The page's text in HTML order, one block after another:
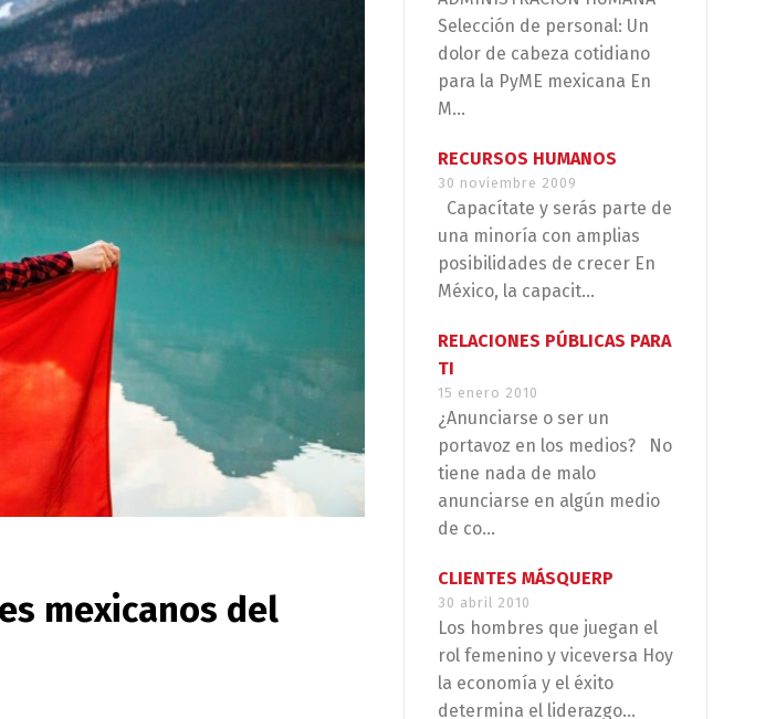
mexicanos del
Selección de personal: Un
dolor de cabeza cotidiano
para la PyME mexicana En
M...
RECURSOS HUMANOS
30 noviembre 2009
Capacítate y serás parte de
una minoría con amplias
posibilidades de crecer En
México, la capacit...
RELACIONES PÚBLICAS PARA
TI
15 enero 2010
¿Anunciarse o ser un
portavoz en los medios? No
tiene nada de malo
anunciarse en algún medio
de co...
CLIENTES MÁSQUERP
30 abril 2010
Los hombres que juegan el
rol femenino y viceversa Hoy
la economía y el éxito
determina el liderazgo...